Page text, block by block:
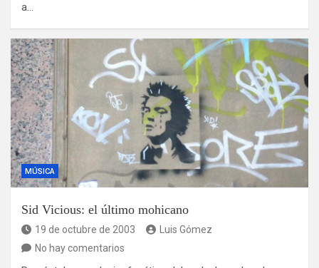
a…
MÚSICA
Sid Vicious: el último mohicano
19 de octubre de 2003
Luis Gómez
No hay comentarios